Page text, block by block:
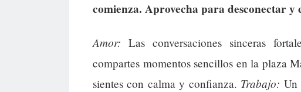
comienza. Aprovecha para desconectar
Amor: Las conversaciones sinceras
compartes momentos sencillos en la plaza
sientes con calma y confianza. Trabajo: Un